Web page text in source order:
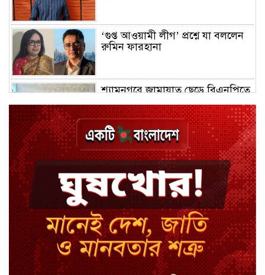
‘গুপ্ত আওয়ামী লীগ’ প্রশ্নে যা বললেন
রুমিন ফারহানা
শ্যামনগরে জামায়াত ছেড়ে বিএনপিতে
ঢাকায় হালকা বৃষ্টির সম্ভাবনা, বাড়তে
পারে তাপমাত্রা
মন্ত্রী-এমপিদের উপস্থিতিতে ইউএনওর
আইফোন চুরি
সিরাজগঞ্জে বাস ট্রাক দুর্ঘটনা, চালকসহ
নিহত ২